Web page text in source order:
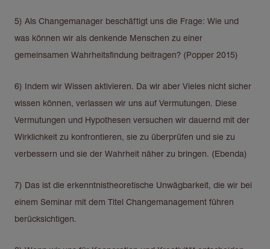
5) Als Changemanager beschäftigt uns die Frage: Wie und
was können wir als denkende Menschen zu einer
gemeinsamen Wahrheitsfindung beitragen? (Popper 2015)
6) Indem wir Wissen aktivieren. Da wir aber Vieles nicht sicher
wissen können, verlassen wir uns auf Vermutungen. Diese
Vermutungen und Hypothesen versuchen wir dauernd mit der
Wirklichkeit zu konfrontieren, sie zu überprüfen und sie zu
verbessern und sie der Wahrheit näher zu bringen. (Ebenda)
7) Das ist die erkenntnistheoretische Unwägbarkeit, die wir bei
einem Seminar mit dem Titel Changemanagement führen
berücksichtigen.